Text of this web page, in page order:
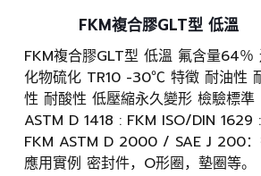
FKM複合膠GLT型 低溫
FKM複合膠GLT型 低溫 氟含量64％
化物硫化 TR10 -30℃ 特徵 耐油性
性 耐酸性 低壓縮永久變形 檢驗標準
ASTM D 1418 : FKM ISO/DIN 1629 :
FKM ASTM D 2000 / SAE J 200
應用實例 密封件，O形圈，墊圈等。